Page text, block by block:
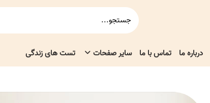
درباره ما تماس با ما سایر صفحات تست های زندگی